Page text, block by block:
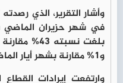
وأشار التقرير، الذي
بلغت نسبته
و1% مقارنة بشهر أيار الماضي.
وارتفعت إيرادات